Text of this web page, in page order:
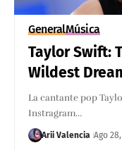
GeneralMúsica
Taylor Swift:
Wildest
La cantante pop
Instragram…
Arii Valencia Ago